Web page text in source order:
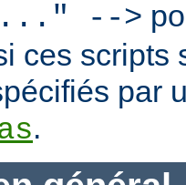
-->
ces scripts
par
.